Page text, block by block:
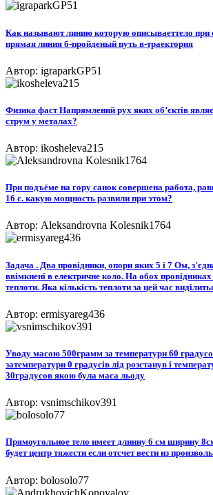
Как называют линию которую описываеттело при
прямая линия б-пройденый путь в-траектория
Автор: igraparkGP51
Физика фаст Напрямлений рух яких об’єктів
струм у металах?
Автор: ikosheleva215
При подъёме на гору санок совершена работа,
16 с. какую мощность развили при этом?
Автор: Aleksandrovna Kolesnik1764
Задача . Два провідники, опори яких 5 і 7 Ом,
ввімкнені в електричне коло. На обох
теплоти. Яка кількість теплоти за цей час
Автор: ermisyareg436
Уводу масою 500грамм за температури 60
затемператури 0 градусів лід розстанув і
30градусов якою була маса льоду
Автор: vsnimschikov391
Прямоугольное тело имеет длинну 6 см ширину
будет центр тяжести если отсчет вести из
Автор: bolosolo77